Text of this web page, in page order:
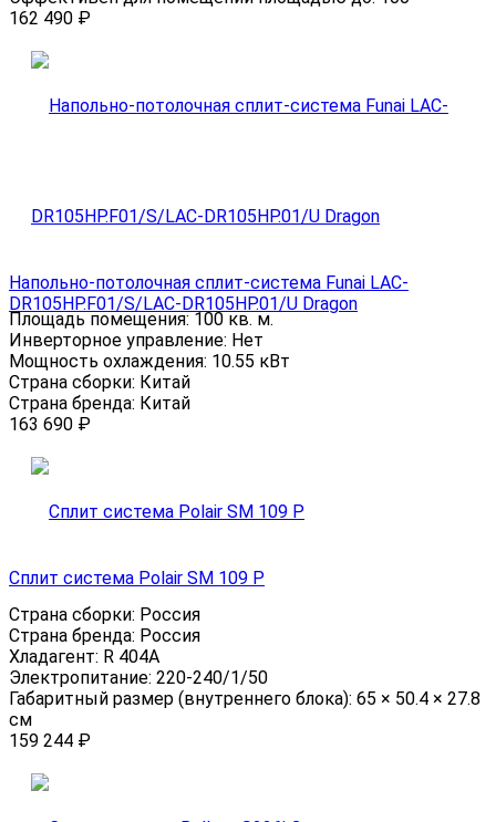
162 490 ₽
Напольно-потолочная сплит-система Funai LAC-
DR105HP.F01/S/LAC-DR105HP.01/U Dragon
Площадь помещения: 100 кв. м.
Инверторное управление: Нет
Мощность охлаждения: 10.55 кВт
Страна сборки: Китай
Страна бренда: Китай
163 690 ₽
Сплит система Polair SM 109 P
Страна сборки: Россия
Страна бренда: Россия
Хладагент: R 404A
Электропитание: 220-240/1/50
Габаритный размер (внутреннего блока): 65 × 50.4 × 27.8
см
159 244 ₽